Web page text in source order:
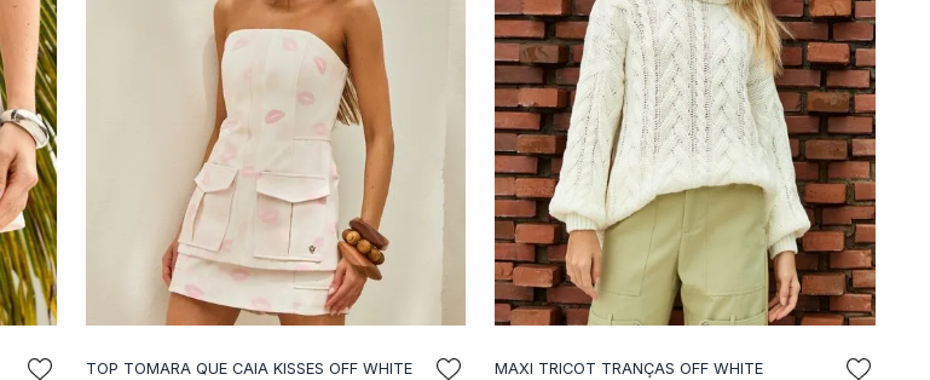
ADICIONAR A SACOLA
TOP TOMARA QUE CAIA KISSES OFF WHITE ADICIONAR A SACOLA
MAXI TRICOT TRANÇAS OFF WHITE